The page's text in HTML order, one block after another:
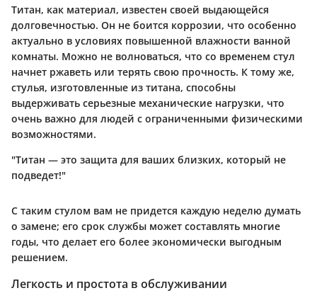
Титан, как материал, известен своей выдающейся
долговечностью. Он не боится коррозии, что особенно
актуально в условиях повышенной влажности ванной
комнаты. Можно не волноваться, что со временем стул
начнет ржаветь или терять свою прочность. К тому же,
стулья, изготовленные из титана, способны
выдерживать серьезные механические нагрузки, что
очень важно для людей с ограниченными физическими
возможностями.
"Титан — это защита для ваших близких, который не
подведет!"
С таким стулом вам не придется каждую неделю думать
о замене; его срок службы может составлять многие
годы, что делает его более экономически выгодным
решением.
Легкость и простота в обслуживании